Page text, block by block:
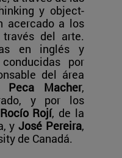
y object-
acercado a los
del arte.
en inglés y
por
del área
Peca Macher,
y por los
Rocío Rojí, de la
yJosé Pereira,
de Canadá.